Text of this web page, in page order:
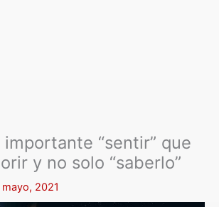
importante “sentir” que
y no solo “saberlo”
2021